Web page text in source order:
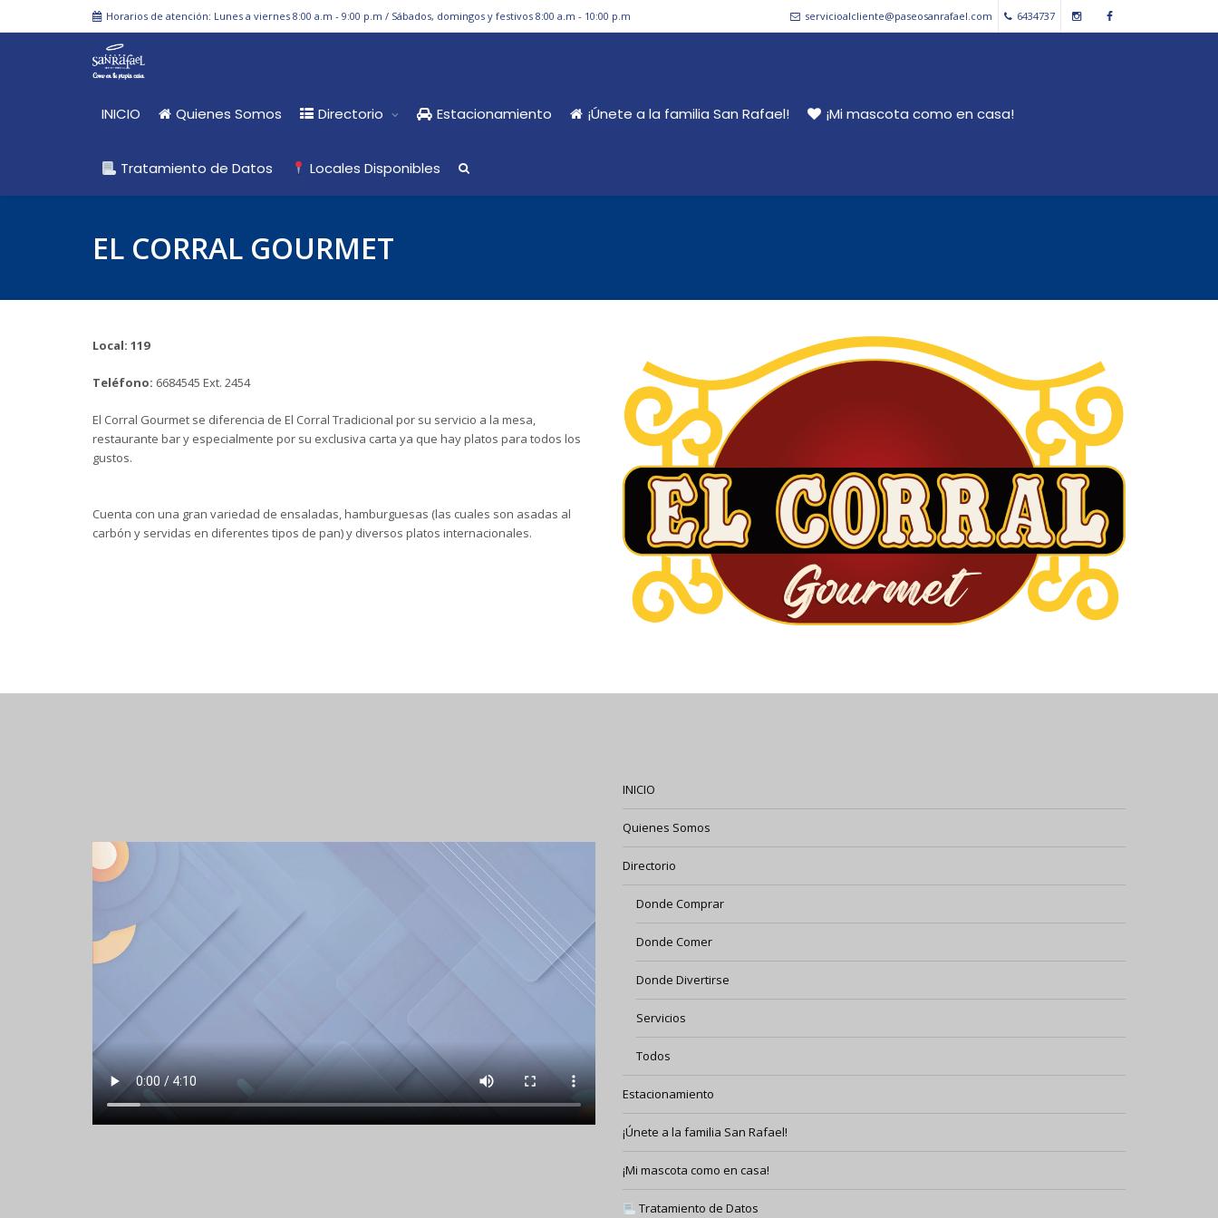
Horarios de atención: Lunes a viernes 8:00 a.m - 9:00 p.m / Sábados, domingos y festivos 8:00 a.m - 10:00 p.m servicioalcliente@paseosanrafael.com 6434737
INICIO Quienes Somos Directorio Estacionamiento ¡Únete a la familia San Rafael! ¡Mi mascota como en casa!
Tratamiento de Datos Locales Disponibles
EL CORRAL GOURMET
Local: 119
Teléfono: 6684545 Ext. 2454
El Corral Gourmet se diferencia de El Corral Tradicional por su servicio a la mesa,
restaurante bar y especialmente por su exclusiva carta ya que hay platos para todos los
gustos.
Cuenta con una gran variedad de ensaladas, hamburguesas (las cuales son asadas al
carbón y servidas en diferentes tipos de pan) y diversos platos internacionales.
INICIO
Quienes Somos
Directorio
Donde Comprar
Donde Comer
Donde Divertirse
Servicios
Todos
Estacionamiento
¡Únete a la familia San Rafael!
¡Mi mascota como en casa!
Tratamiento de Datos